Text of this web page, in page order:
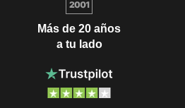
Más de 20 años
a tu lado